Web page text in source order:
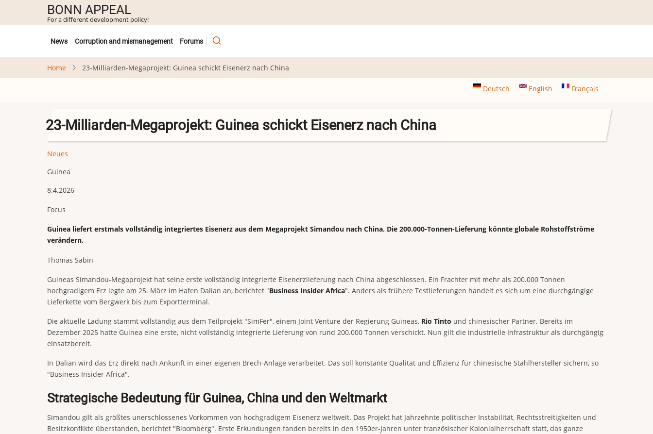
main
BONN APPEAL
For a different development policy!
Untermenü
News Corruption and mismanagement Forums
Home 23-Milliarden-Megaprojekt: Guinea schickt Eisenerz nach China
Deutsch English Français
23-Milliarden-Megaprojekt: Guinea schickt Eisenerz nach China
Neues
Guinea
8.4.2026
Focus
Guinea liefert erstmals vollständig integriertes Eisenerz aus dem Megaprojekt Simandou nach China. Die 200.000-Tonnen-Lieferung könnte globale Rohstoffströme
verändern.
Thomas Sabin
Guineas Simandou-Megaprojekt hat seine erste vollständig integrierte Eisenerzlieferung nach China abgeschlossen. Ein Frachter mit mehr als 200.000 Tonnen
hochgradigem Erz legte am 25. März im Hafen Dalian an, berichtet "Business Insider Africa". Anders als frühere Testlieferungen handelt es sich um eine durchgängige
Lieferkette vom Bergwerk bis zum Exportterminal.
Die aktuelle Ladung stammt vollständig aus dem Teilprojekt "SimFer", einem Joint Venture der Regierung Guineas, Rio Tinto und chinesischer Partner. Bereits im
Dezember 2025 hatte Guinea eine erste, nicht vollständig integrierte Lieferung von rund 200.000 Tonnen verschickt. Nun gilt die industrielle Infrastruktur als durchgängig
einsatzbereit.
In Dalian wird das Erz direkt nach Ankunft in einer eigenen Brech-Anlage verarbeitet. Das soll konstante Qualität und Effizienz für chinesische Stahlhersteller sichern, so
"Business Insider Africa".
Strategische Bedeutung für Guinea, China und den Weltmarkt
Simandou gilt als größtes unerschlossenes Vorkommen von hochgradigem Eisenerz weltweit. Das Projekt hat Jahrzehnte politischer Instabilität, Rechtsstreitigkeiten und
Besitzkonflikte überstanden, berichtet "Bloomberg". Erste Erkundungen fanden bereits in den 1950er-Jahren unter französischer Kolonialherrschaft statt, das ganze